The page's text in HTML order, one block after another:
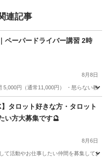
連記事
ペーパードライバー講習 2時
8月8日
5,000円（通常11,000円） ・怒らない教
サッカーコーチ
】タロット好きな方・タロット
い方大募集です🔮
8月6日
て活動やお仕事したい仲間を募集して